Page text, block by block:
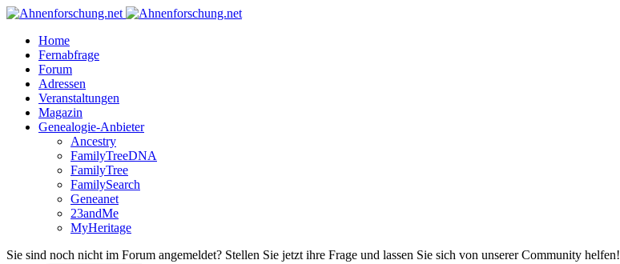
Home
Fernabfrage
Forum
Adressen
Veranstaltungen
Magazin
Genealogie-Anbieter
Ancestry
FamilyTreeDNA
FamilyTree
FamilySearch
Geneanet
23andMe
MyHeritage
Sie sind noch nicht im Forum angemeldet? Stellen Sie jetzt ihre Frage und lassen Sie sich von unserer Community helfen!